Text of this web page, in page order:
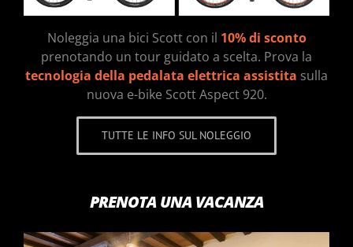
Noleggia una bici Scott con il 10% di sconto
prenotando un tour guidato a scelta. Prova la
tecnologia della pedalata elettrica assistita sulla
nuova e-bike Scott Aspect 920.
TUTTE LE INFO SUL NOLEGGIO
PRENOTA UNA VACANZA